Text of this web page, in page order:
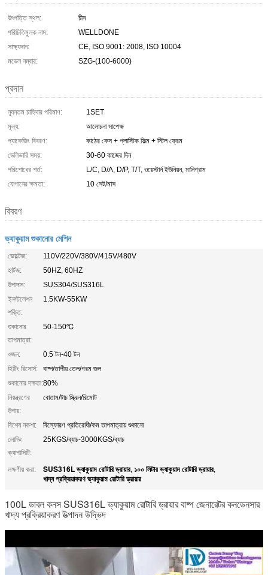
উৎপত্তি স্থল:
চীন
পরিচিতিমুলক নাম:
WELLDONE
সাক্ষ্যদান:
CE, ISO 9001: 2008, ISO 10004
মডেল নম্বার:
SZG-(100-6000)
প্রদান
ন্যূনতম চাহিদার পরিমাণ:
1SET
মূল্য:
আলোচনা সাপেক্ষ
প্যাকেজিং বিবরণ:
কাঠের কেস + প্লাস্টিক ফিল্ম + স্টিল ফ্রেম
ডেলিভারি সময়:
30-60 কাজের দিন
পরিশোধের শর্ত:
L/C, D/A, D/P, T/T, ওয়েস্টার্ন ইউনিয়ন, মানিগ্রাম
যোগানের ক্ষমতা:
10 সেট/মাস
বিবরণ
ভ্যাকুয়াম শুকানোর মেশিন
ভোল্টেজ:
110V/220V/380V/415V/480V
হার্টজ:
50HZ, 60HZ
উপাদান:
SUS304/SUS316L
ইনস্টলেশন
শক্তি:
1.5KW-55KW
শুকানোর
তাপমাত্রা:
50-150℃
ওজন:
0.5 টন-40 টন
হিটিং রিসোর্স:
বাষ্প/তাপীয় তেল/গরম জল
শুকানোর দক্ষতা:80%
নিয়ন্ত্রণের
উপায়:
বোতাম/টাচ স্ক্রিন/রিমোট
বিশেষ নকশা:
বিস্ফোরণ প্রতিরোধী/কম তাপমাত্রায় শুকানো
লোডিং
ক্যাপাসিটি:
25KGS/ব্যাচ-3000KGS/ব্যাচ
লক্ষণীয় করা: SUS316L ভ্যাকুয়াম রোটারি ড্রায়ার, ১০০ লিটার ভ্যাকুয়াম রোটারি ড্রায়ার,
খাদ্য প্রক্রিয়াকরণ ভ্যাকুয়াম রোটারি ড্রায়ার
100L ডাবল কনস SUS316L ভ্যাকুয়াম রোটারি ড্রায়ার বাষ্প জেনারেটর কনডেনসার
খাদ্য প্রক্রিয়াকরণ উত্পাদন উদ্ভিদ